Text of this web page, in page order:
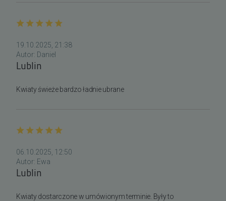
19.10.2025, 21:38
Autor: Daniel
Lublin
Kwiaty świeże bardzo ładnie ubrane
06.10.2025, 12:50
Autor: Ewa
Lublin
Kwiaty dostarczone w umówionym terminie. Były to